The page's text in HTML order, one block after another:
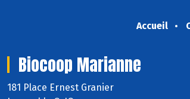
Accueil
Biocoop Marianne
181 Place Ernest Granier